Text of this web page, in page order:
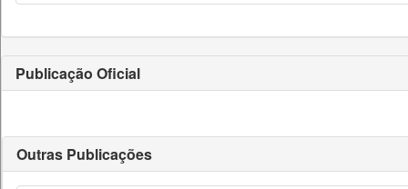
Publicação Oficial
Outras Publicações